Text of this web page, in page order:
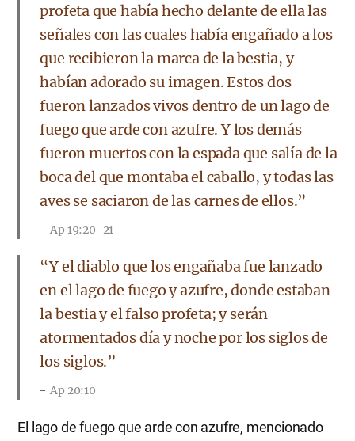
profeta que había hecho delante de ella las
señales con las cuales había engañado a los
que recibieron la marca de la bestia, y
habían adorado su imagen. Estos dos
fueron lanzados vivos dentro de un lago de
fuego que arde con azufre. Y los demás
fueron muertos con la espada que salía de la
boca del que montaba el caballo, y todas las
aves se saciaron de las carnes de ellos.”
Ap 19:20-21
“Y el diablo que los engañaba fue lanzado
en el lago de fuego y azufre, donde estaban
la bestia y el falso profeta; y serán
atormentados día y noche por los siglos de
los siglos.”
Ap 20:10
El lago de fuego que arde con azufre, mencionado